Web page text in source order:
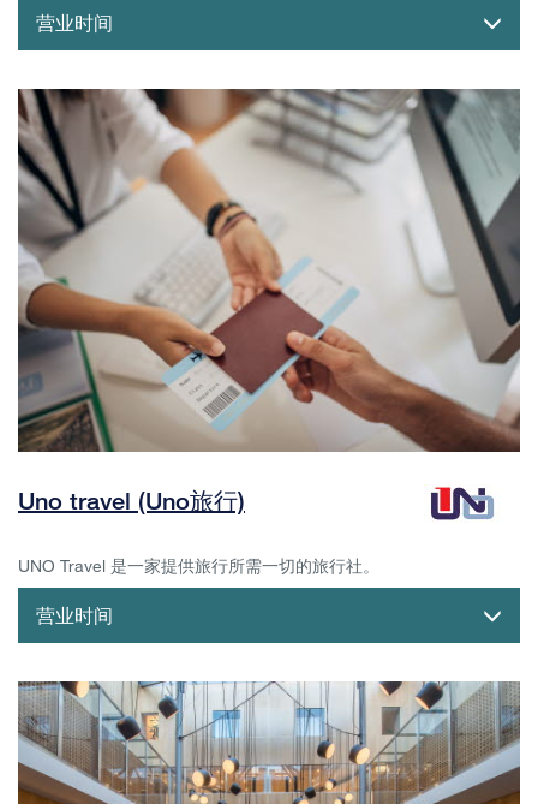
营业时间
Uno travel (Uno旅行)
UNO Travel 是一家提供旅行所需一切的旅行社。
营业时间